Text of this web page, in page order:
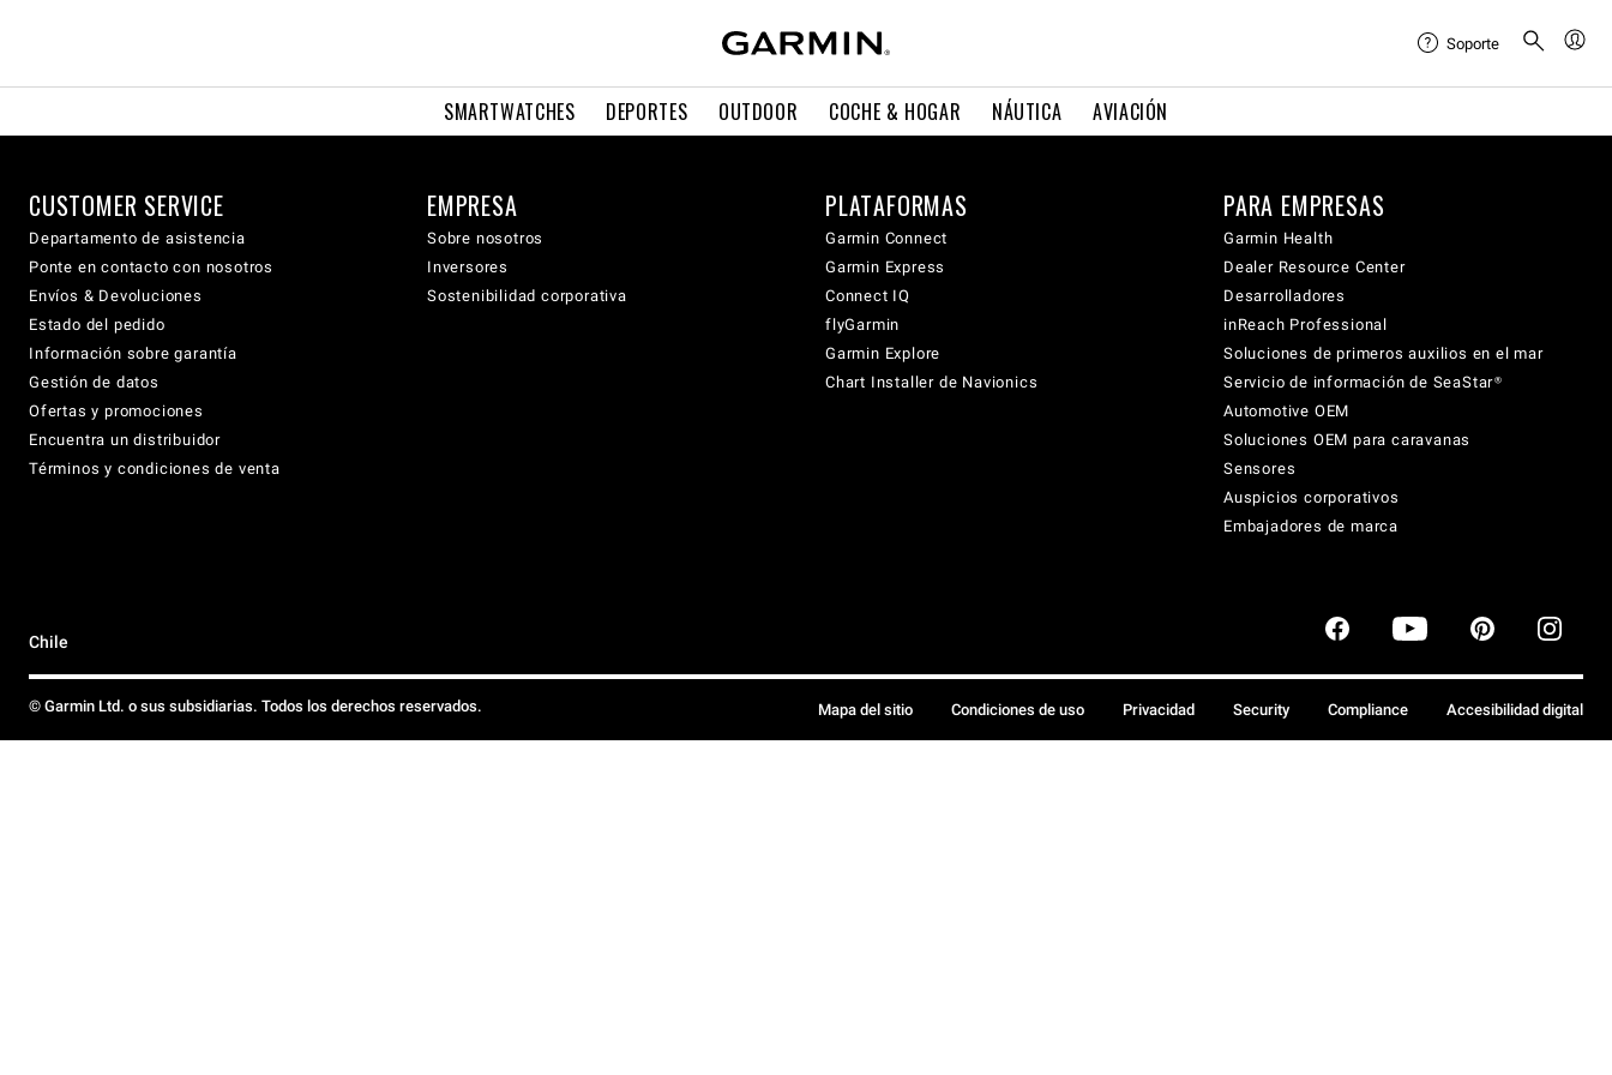
SMARTWATCHES DEPORTES OUTDOOR COCHE & HOGAR NÁUTICA AVIACIÓN
Soporte
CUSTOMER SERVICE
Departamento de asistencia
Ponte en contacto con nosotros
Envíos & Devoluciones
Estado del pedido
Información sobre garantía
Gestión de datos
Ofertas y promociones
Encuentra un distribuidor
Términos y condiciones de venta
EMPRESA
Sobre nosotros
Inversores
Sostenibilidad corporativa
PLATAFORMAS
Garmin Connect
Garmin Express
Connect IQ
flyGarmin
Garmin Explore
Chart Installer de Navionics
PARA EMPRESAS
Garmin Health
Dealer Resource Center
Desarrolladores
inReach Professional
Soluciones de primeros auxilios en el mar
Servicio de información de SeaStar®
Automotive OEM
Soluciones OEM para caravanas
Sensores
Auspicios corporativos
Embajadores de marca
Chile
© Garmin Ltd. o sus subsidiarias. Todos los derechos reservados. Mapa del sitio Condiciones de uso Privacidad Security Compliance Accesibilidad digital